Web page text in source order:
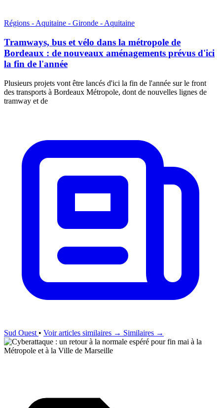
Régions - Aquitaine - Gironde - Aquitaine
Tramways, bus et vélo dans la métropole de
Bordeaux : de nouveaux aménagements prévus d'ici
la fin de l'année
Plusieurs projets vont être lancés d'ici la fin de l'année sur le front
des transports à Bordeaux Métropole, dont de nouvelles lignes de
tramway et de
Sud Ouest • Voir articles similaires → Similaires →